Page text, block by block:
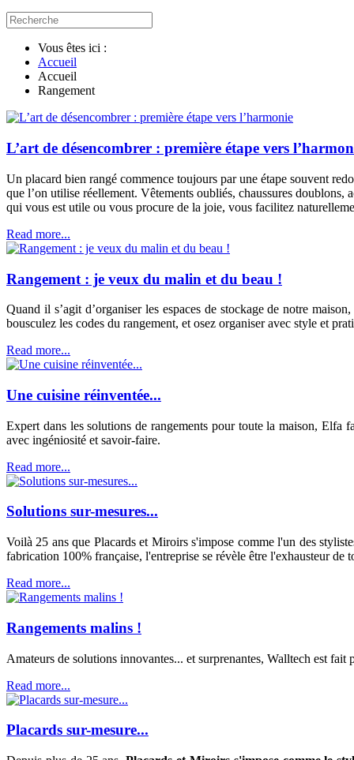
Vous êtes ici :
Accueil
Accueil
Rangement
L’art de désencombrer : première étape vers
Un placard bien rangé commence toujours par une étape souvent
que l’on utilise réellement. Vêtements oubliés, chaussures
qui vous est utile ou vous procure de la joie, vous facilitez
Read more...
Rangement : je veux du malin et du beau !
Quand il s’agit d’organiser les espaces de stockage de notre
bousculez les codes du rangement, et osez organiser avec style et
Read more...
Une cuisine réinventée...
Expert dans les solutions de rangements pour toute la maison,
avec ingéniosité et savoir-faire.
Read more...
Solutions sur-mesures...
Voilà 25 ans que Placards et Miroirs s'impose comme l'un des
fabrication 100% française, l'entreprise se révèle être l'exhausteur de
Read more...
Rangements malins !
Amateurs de solutions innovantes... et surprenantes, Walltech est
Read more...
Placards sur-mesure...